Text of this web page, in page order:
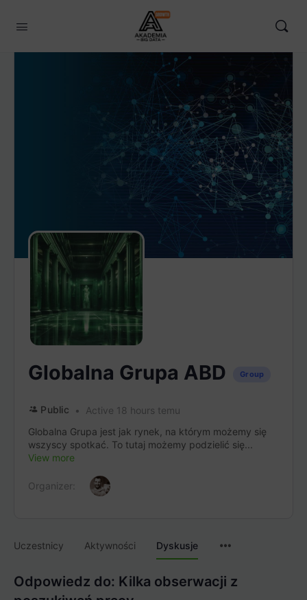
Globalna Grupa ABD Group
Public
Active 18 hours temu
Globalna Grupa jest jak rynek, na którym możemy się
wszyscy spotkać. To tutaj możemy podzielić się...
View more
Organizer:
Uczestnicy Aktywności Dyskusje
Odpowiedz do: Kilka obserwacji z